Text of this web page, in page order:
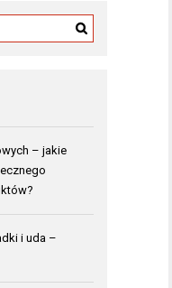
– jakie
i uda –